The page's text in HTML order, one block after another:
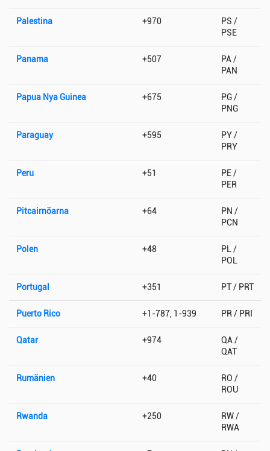
Palestina +970
PS /
PSE
Panama +507
PA /
PAN
Papua Nya Guinea +675
PG /
PNG
Paraguay +595
PY /
PRY
Peru +51
PE /
PER
Pitcairnöarna +64
PN /
PCN
Polen +48
PL /
POL
Portugal +351 PT / PRT
Puerto Rico +1-787, 1-939 PR / PRI
Qatar +974
QA /
QAT
Rumänien +40
RO /
ROU
Rwanda +250
RW /
RWA